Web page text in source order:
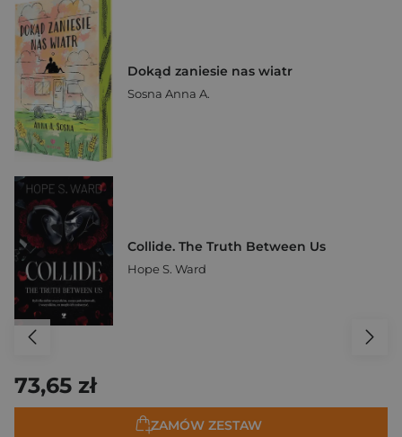
Dokąd zaniesie nas wiatr
Sosna Anna A.
Collide. The Truth Between Us
Hope S. Ward
73,65 zł
ZAMÓW ZESTAW